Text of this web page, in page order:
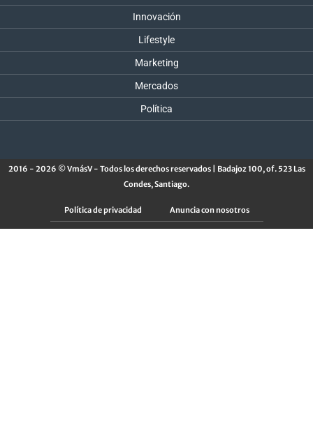
Innovación
Lifestyle
Marketing
Mercados
Política
2016 - 2026 © VmásV - Todos los derechos reservados | Badajoz 100, of. 523 Las
Condes, Santiago.
Política de privacidad Anuncia con nosotros